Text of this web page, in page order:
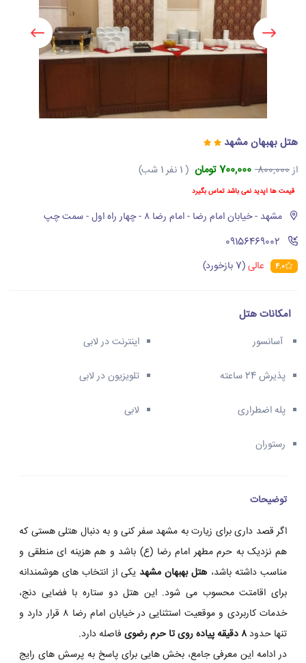
هتل بهبهان مشهد
از800,000 700,000 تومان ( 1 نفر 1 شب)
قیمت ها آپدید نمی باشد تماس بگیرد
مشهد - خیابان امام رضا - امام رضا ۸ - چهار راه اول - سمت چپ
‪09156469002‬
4.0 عالی(7 بازخورد)
امکانات هتل
آسانسور اینترنت در لابی
پذیرش 24 ساعته تلویزیون در لابی
پله اضطراری لابی
رستوران
توضیحات
اگر قصد داری برای زیارت به مشهد سفر کنی و به دنبال هتلی هستی که
هم نزدیک به حرم مطهر امام رضا (ع) باشد و هم هزینه ای منطقی و
مناسب داشته باشد، هتل بهبهان مشهد یکی از انتخاب های هوشمندانه
برای اقامتت محسوب می شود. این هتل دو ستاره با فضایی دنج،
خدمات کاربردی و موقعیت استثنایی در خیابان امام رضا ۸ قرار دارد و
تنها حدود۸ دقیقه پیاده روی تا حرم رضوی
فاصله دارد.
در ادامه این معرفی جامع، بخش هایی برای پاسخ به پرسش های رایج